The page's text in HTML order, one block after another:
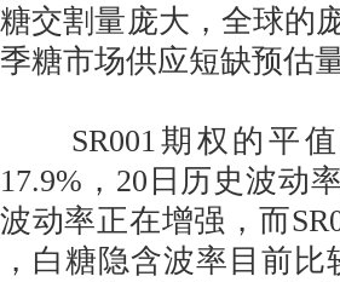
糖交割量庞大，全球的
季糖市场供应短缺预估
SR001期权的平值
17.9%，20日历史波动
波动率正在增强，而
，白糖隐含波率目前比